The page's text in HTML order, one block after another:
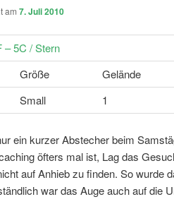
am 7. Juli 2010
– 5C / Stern
Größe Gelände
Small 1
ein kurzer Abstecher beim
öfters mal ist, Lag das
auf Anhieb zu finden. So wurde
war das Auge auch auf die